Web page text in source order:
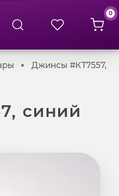
0
Все товары
Джинсы #КТ7557,
синий